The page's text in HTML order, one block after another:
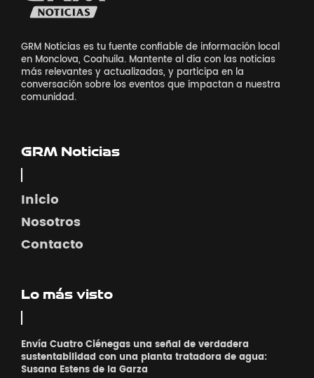
GRM Noticias es tu fuente confiable de información local
en Monclova, Coahuila. Mantente al día con las noticias
más relevantes y actualizadas, y participa en la
conversación sobre los eventos que impactan a nuestra
comunidad.
GRM Noticias
Inicio
Nosotros
Contacto
Lo más visto
Envía Cuatro Ciénegas una señal de verdadera
sustentabilidad con una planta tratadora de agua:
Susana Estens de la Garza